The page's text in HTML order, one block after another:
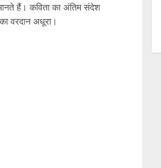
हैं। कविता का अंतिम संदेश
वरदान अधूरा।